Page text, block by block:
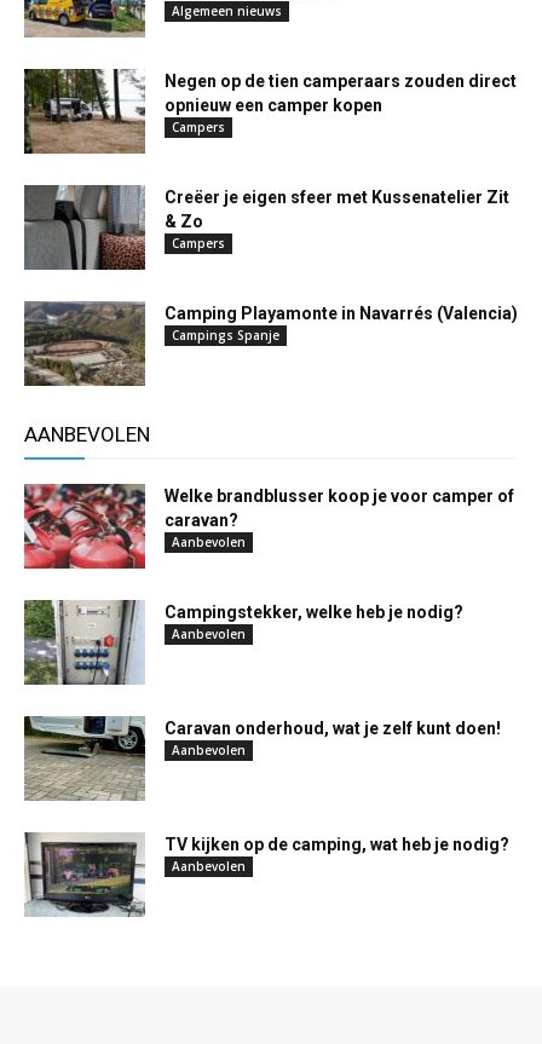
Algemeen nieuws
Negen op de tien camperaars zouden direct
opnieuw een camper kopen
Campers
Creëer je eigen sfeer met Kussenatelier Zit
& Zo
Campers
Camping Playamonte in Navarrés (Valencia)
Campings Spanje
AANBEVOLEN
Welke brandblusser koop je voor camper of
caravan?
Aanbevolen
Campingstekker, welke heb je nodig?
Aanbevolen
Caravan onderhoud, wat je zelf kunt doen!
Aanbevolen
TV kijken op de camping, wat heb je nodig?
Aanbevolen